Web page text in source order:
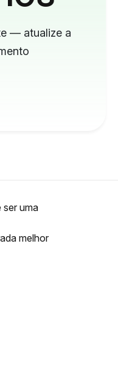
— atualize a
ser uma
melhor